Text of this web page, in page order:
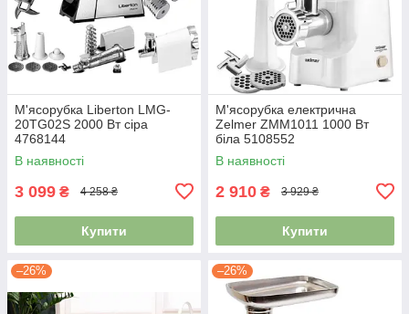
М'ясорубка Liberton LMG-
20TG02S 2000 Вт сiра
4768144
В наявності
3 099 ₴ 4 258 ₴
Купити
М'ясорубка електрична
Zelmer ZMM1011 1000 Вт
біла 5108552
В наявності
2 910 ₴ 3 929 ₴
Купити
–26% –26%